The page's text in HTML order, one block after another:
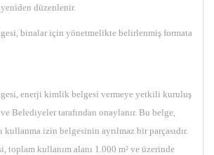
düzenlenir.
binalar için yönetmelikte belirlenmiş formata
enerji kimlik belgesi vermeye yetkili kuruluş
Belediyeler tarafından onaylanır. Bu belge,
izin belgesinin ayrılmaz bir parçasıdır.
toplam kullanım alanı 1.000 m² ve üzerinde